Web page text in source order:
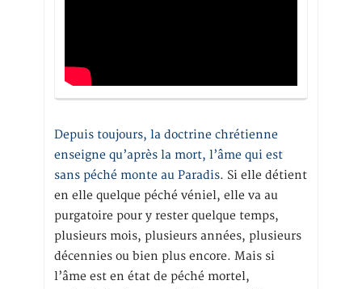
Depuis toujours, la doctrine chrétienne
enseigne qu’après la mort, l’âme qui est
sans péché monte au Paradis. Si elle détient
en elle quelque péché véniel, elle va au
purgatoire pour y rester quelque temps,
plusieurs mois, plusieurs années, plusieurs
décennies ou bien plus encore. Mais si
l’âme est en état de péché mortel,